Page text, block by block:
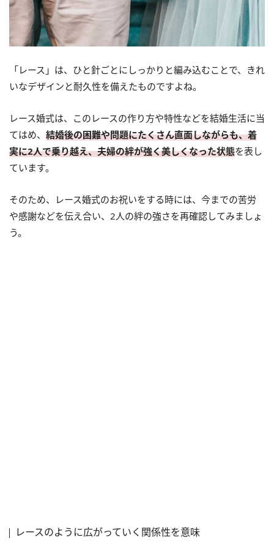
「レース」は、ひと針ごとにしっかりと編み込むことで、きれ
いなデザインと耐久性を備えたものですよね。
レース婚式は、このレースの作り方や特性などを結婚生活に当
てはめ、 結婚後の困難や問題にたくさん直面しながらも、着
実に2人で乗り越え、夫婦の絆が強く美しくなった状態を表し
ています。
そのため、レース婚式のお祝いをする時には、今までの苦労
や感謝などを伝え合い、2人の絆の強さを再確認してみましょ
う。
レースのように広がっていく関係性を意味